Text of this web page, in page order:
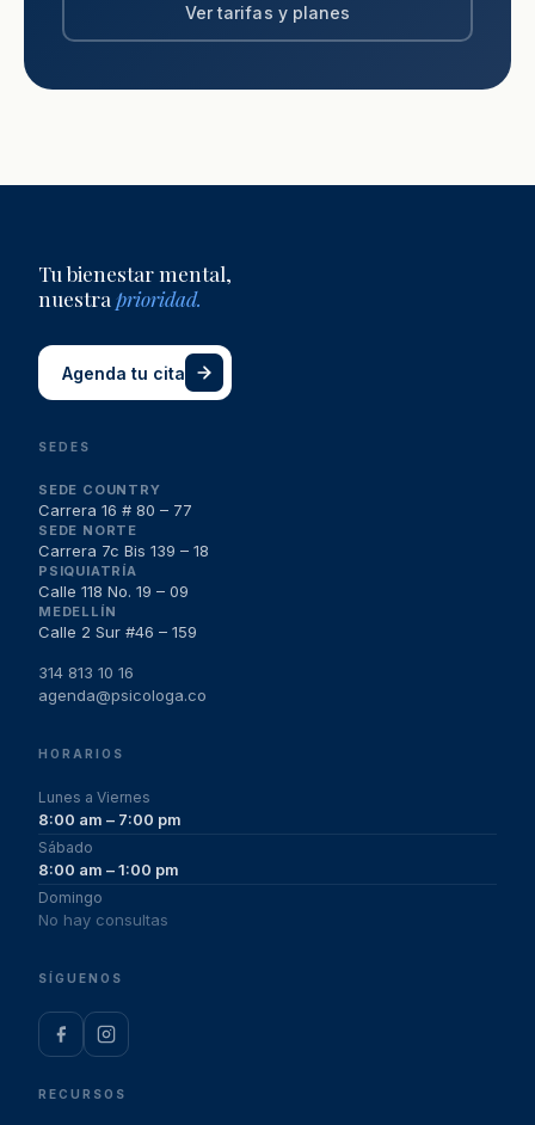
Ver tarifas y planes
Tu bienestar mental,
nuestra prioridad.
Agenda tu cita
SEDES
SEDE COUNTRY
Carrera 16 # 80 – 77
SEDE NORTE
Carrera 7c Bis 139 – 18
PSIQUIATRÍA
Calle 118 No. 19 – 09
MEDELLÍN
Calle 2 Sur #46 – 159
314 813 10 16
agenda@psicologa.co
HORARIOS
Lunes a Viernes
8:00 am – 7:00 pm
Sábado
8:00 am – 1:00 pm
Domingo
No hay consultas
SÍGUENOS
RECURSOS